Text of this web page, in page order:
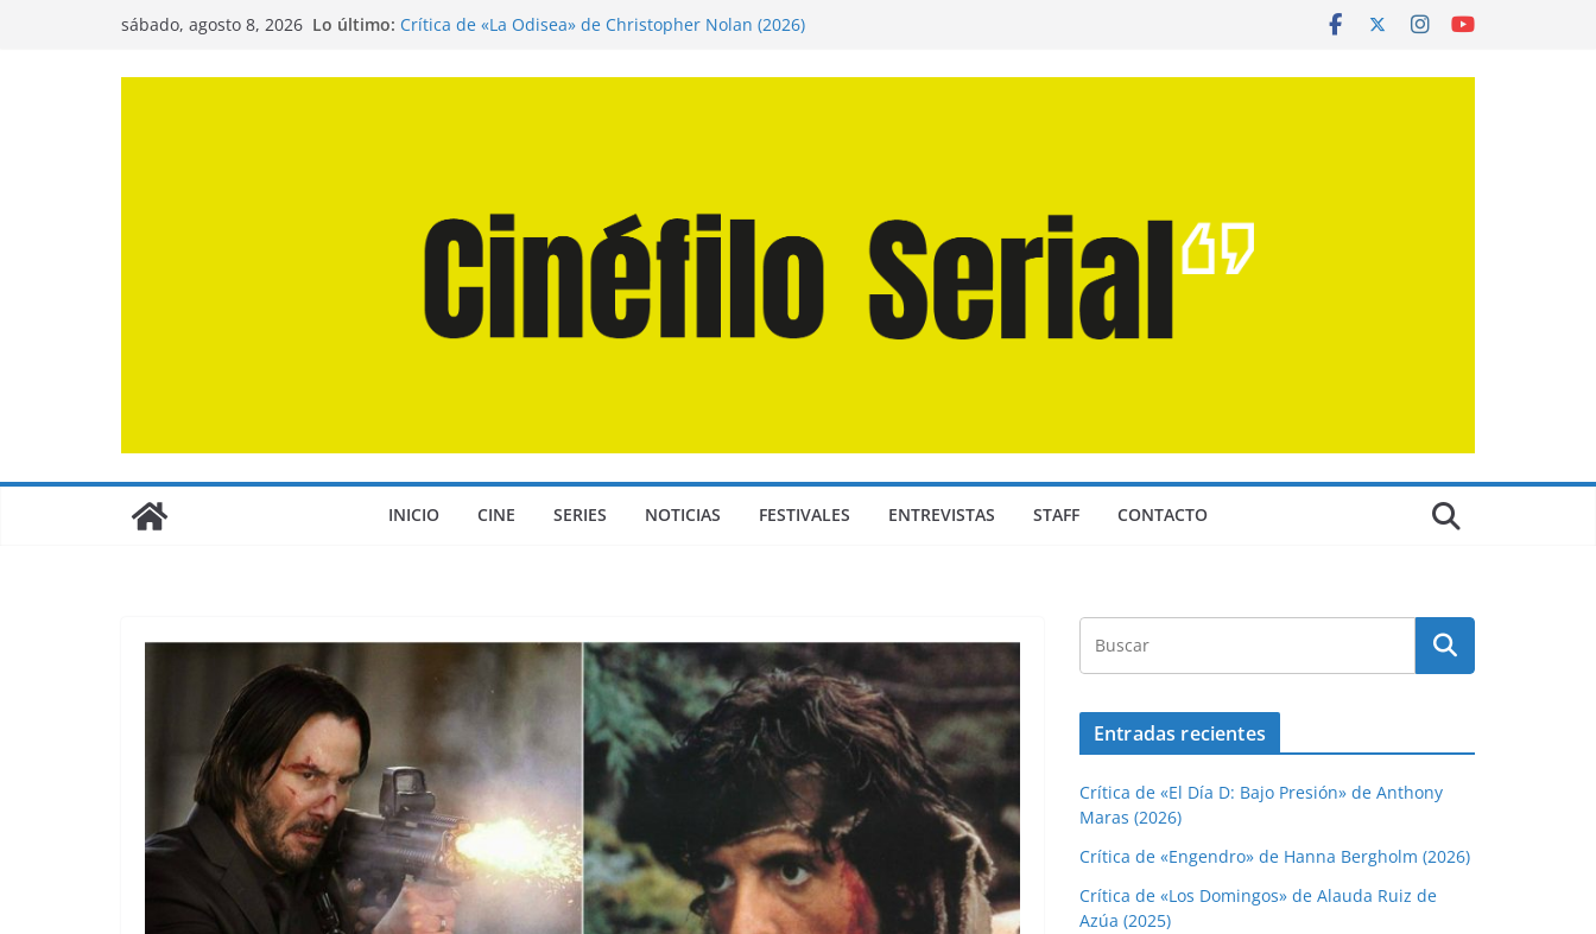
sábado, agosto 8, 2026 Lo último: Crítica de «La Odisea» de Christopher Nolan (2026)
INICIO CINE SERIES NOTICIAS FESTIVALES ENTREVISTAS STAFF CONTACTO
Entradas recientes
Crítica de «El Día D: Bajo Presión» de Anthony
Maras (2026)
Crítica de «Engendro» de Hanna Bergholm (2026)
Crítica de «Los Domingos» de Alauda Ruiz de
Azúa (2025)